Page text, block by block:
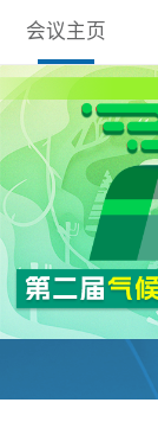
会议主页